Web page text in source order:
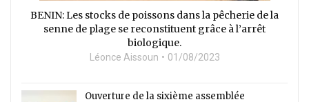
BENIN: Les stocks de poissons dans la pêcherie de la
senne de plage se reconstituent grâce à l’arrêt
biologique.
Léonce Aissoun 01/08/2023
Ouverture de la sixième assemblée